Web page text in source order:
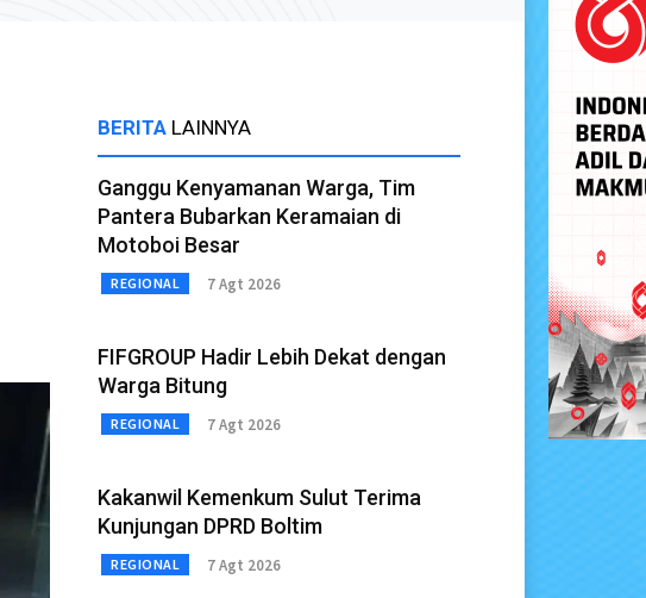
BERITA LAINNYA
Ganggu Kenyamanan Warga, Tim
Pantera Bubarkan Keramaian di
Motoboi Besar
REGIONAL 7 Agt 2026
FIFGROUP Hadir Lebih Dekat dengan
Warga Bitung
REGIONAL 7 Agt 2026
Kakanwil Kemenkum Sulut Terima
Kunjungan DPRD Boltim
REGIONAL 7 Agt 2026